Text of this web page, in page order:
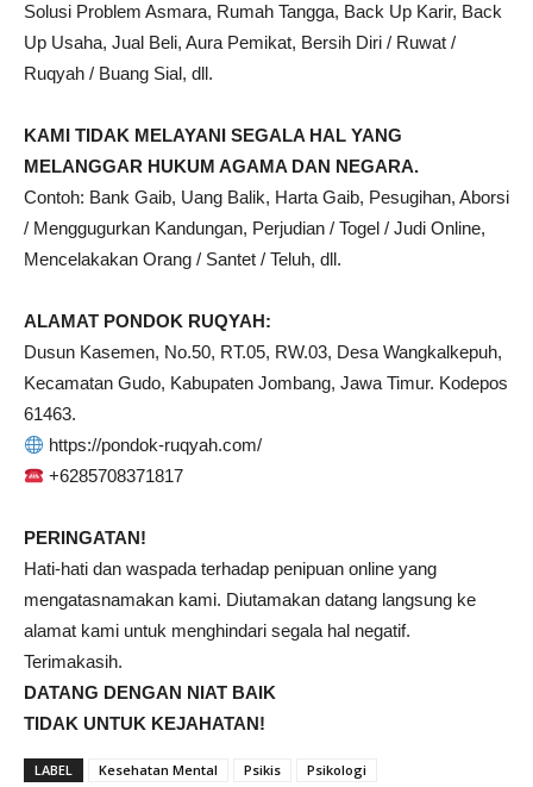
Solusi Problem Asmara, Rumah Tangga, Back Up Karir, Back
Up Usaha, Jual Beli, Aura Pemikat, Bersih Diri / Ruwat /
Ruqyah / Buang Sial, dll.
KAMI TIDAK MELAYANI SEGALA HAL YANG
MELANGGAR HUKUM AGAMA DAN NEGARA.
Contoh: Bank Gaib, Uang Balik, Harta Gaib, Pesugihan, Aborsi
/ Menggugurkan Kandungan, Perjudian / Togel / Judi Online,
Mencelakakan Orang / Santet / Teluh, dll.
ALAMAT PONDOK RUQYAH:
Dusun Kasemen, No.50, RT.05, RW.03, Desa Wangkalkepuh,
Kecamatan Gudo, Kabupaten Jombang, Jawa Timur. Kodepos
61463.
https://pondok-ruqyah.com/
+6285708371817
PERINGATAN!
Hati-hati dan waspada terhadap penipuan online yang
mengatasnamakan kami. Diutamakan datang langsung ke
alamat kami untuk menghindari segala hal negatif.
Terimakasih.
DATANG DENGAN NIAT BAIK
TIDAK UNTUK KEJAHATAN!
LABEL Kesehatan Mental Psikis Psikologi